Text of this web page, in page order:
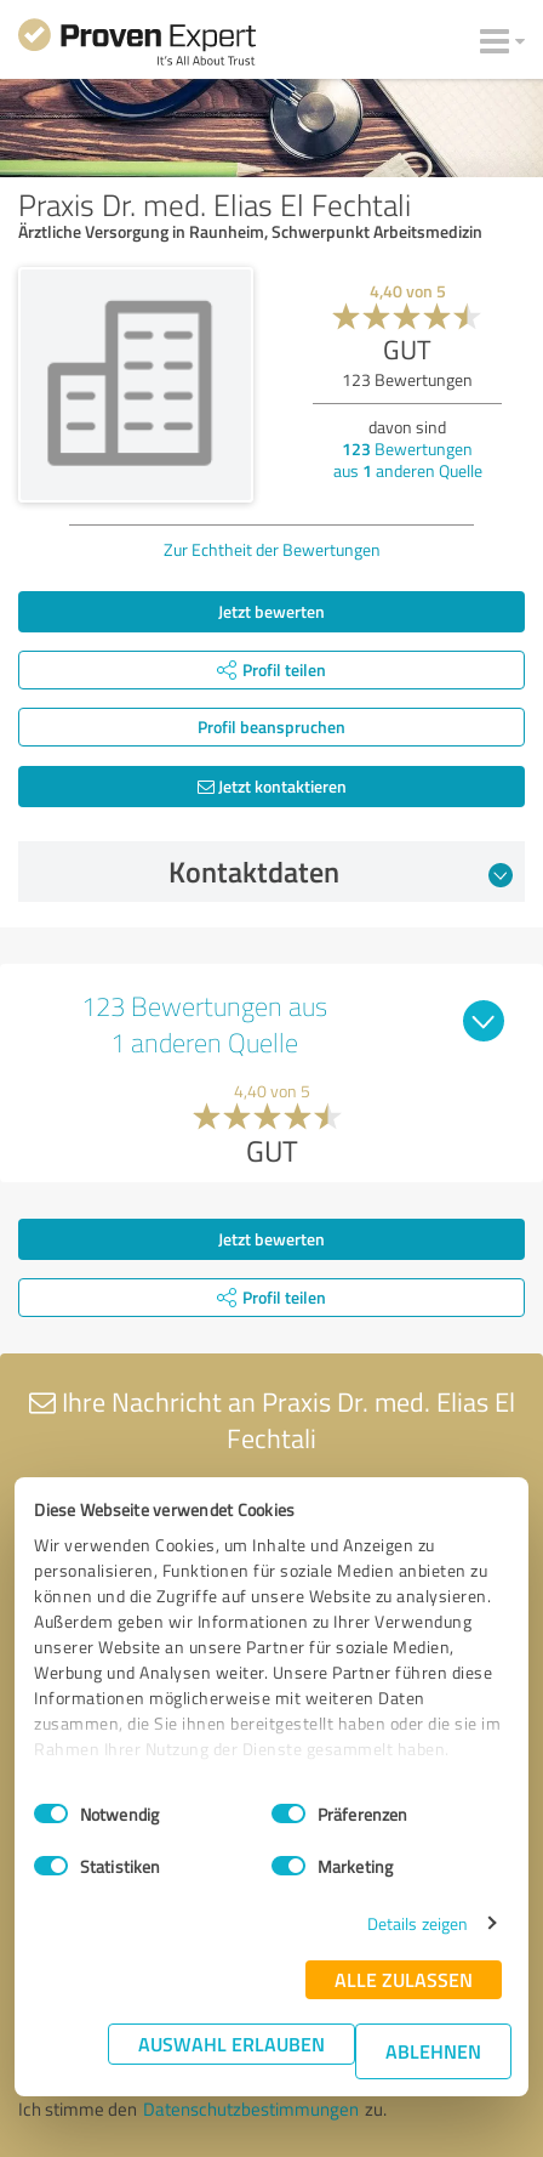
Diese Webseite verwendet Cookies
Wir verwenden Cookies, um Inhalte und Anzeigen zu
personalisieren, Funktionen für soziale Medien anbieten zu
können und die Zugriffe auf unsere Website zu analysieren.
Außerdem geben wir Informationen zu Ihrer Verwendung
unserer Website an unsere Partner für soziale Medien,
Werbung und Analysen weiter. Unsere Partner führen diese
Informationen möglicherweise mit weiteren Daten
zusammen, die Sie ihnen bereitgestellt haben oder die sie im
Rahmen Ihrer Nutzung der Dienste gesammelt haben.
Impressum Datenschutzbestimmungen
Einwilligungsauswahl
Notwendig Präferenzen
Statistiken Marketing
Details zeigen
ALLE ZULASSEN
AUSWAHL ERLAUBEN ABLEHNEN
Praxis Dr. med. Elias El Fechtali
Ärztliche Versorgung in Raunheim, Schwerpunkt Arbeitsmedizin
4,40von 5
GUT
123 Bewertungen
davon sind
123 Bewertungen
aus 1 anderen Quelle
Zur Echtheit der Bewertungen
Jetzt bewerten
Profil teilen
Profil beanspruchen
Jetzt kontaktieren
Kontaktdaten
123 Bewertungen aus
1 anderen Quelle
4,40 von 5
GUT
Jetzt bewerten
Profil teilen
Ihre Nachricht an Praxis Dr. med. Elias El
Fechtali
* Erforderliche Angaben
Nachricht senden
Ich stimme den Datenschutzbestimmungen zu.